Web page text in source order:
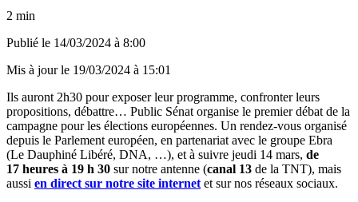
2 min
Publié le 14/03/2024 à 8:00
Mis à jour le 19/03/2024 à 15:01
Ils auront 2h30 pour exposer leur programme, confronter leurs
propositions, débattre… Public Sénat organise le premier débat de la
campagne pour les élections européennes. Un rendez-vous organisé
depuis le Parlement européen, en partenariat avec le groupe Ebra
(Le Dauphiné Libéré, DNA, …), et à suivre jeudi 14 mars, de
17 heures à 19 h 30 sur notre antenne (canal 13 de la TNT), mais
aussi en direct sur notre site internet et sur nos réseaux sociaux.